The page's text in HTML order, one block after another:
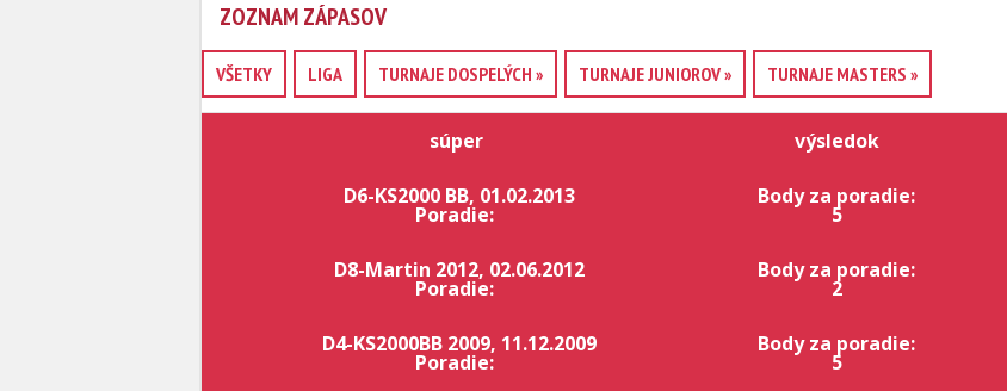
ZOZNAM ZÁPASOV
VŠETKY LIGA TURNAJE DOSPELÝCH » TURNAJE JUNIOROV » TURNAJE MASTERS »
súper výsledok
D6-KS2000 BB, 01.02.2013
Poradie:
Body za poradie:
5
D8-Martin 2012, 02.06.2012
Poradie:
Body za poradie:
2
D4-KS2000BB 2009, 11.12.2009
Poradie:
Body za poradie:
5